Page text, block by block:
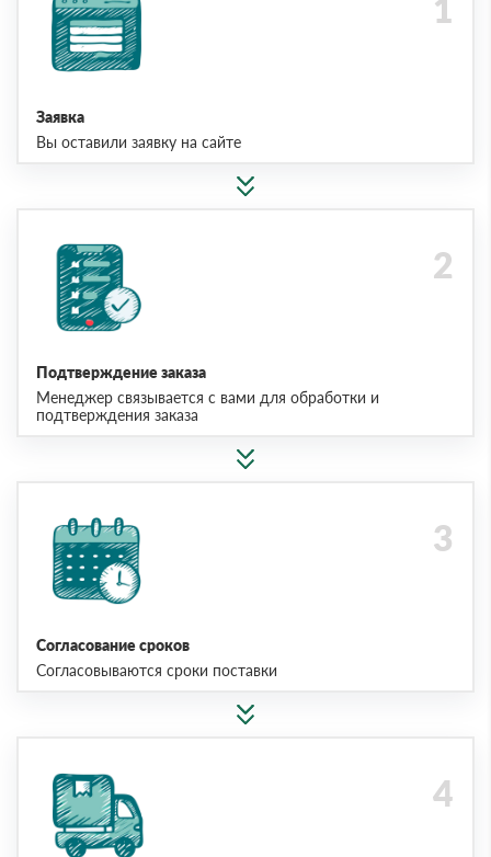
Заявка
Вы оставили заявку на сайте
Подтверждение заказа
Менеджер связывается с вами для обработки и
подтверждения заказа
Согласование сроков
Согласовываются сроки поставки